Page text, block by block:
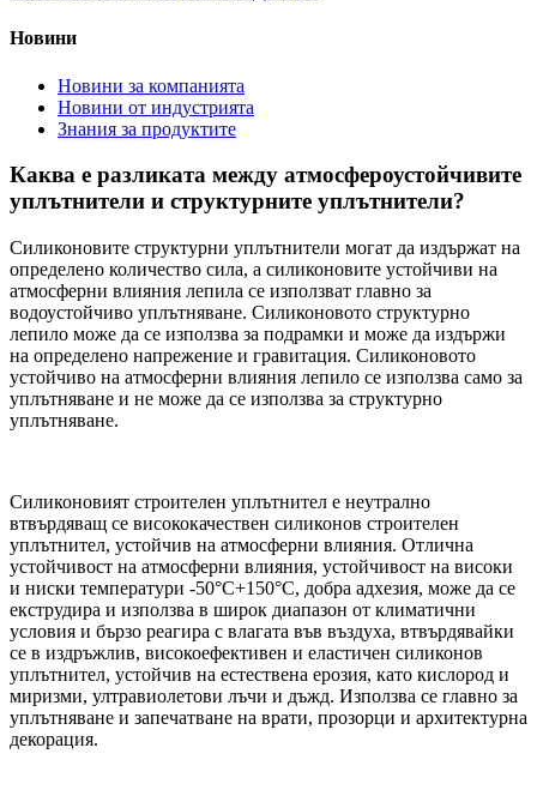
Новини
Новини за компанията
Новини от индустрията
Знания за продуктите
Каква е разликата между атмосфероустойчивите
уплътнители и структурните уплътнители?
Силиконовите структурни уплътнители могат да издържат на
определено количество сила, а силиконовите устойчиви на
атмосферни влияния лепила се използват главно за
водоустойчиво уплътняване. Силиконовото структурно
лепило може да се използва за подрамки и може да издържи
на определено напрежение и гравитация. Силиконовото
устойчиво на атмосферни влияния лепило се използва само за
уплътняване и не може да се използва за структурно
уплътняване.
Силиконовият строителен уплътнител е неутрално
втвърдяващ се висококачествен силиконов строителен
уплътнител, устойчив на атмосферни влияния. Отлична
устойчивост на атмосферни влияния, устойчивост на високи
и ниски температури -50°C+150°C, добра адхезия, може да се
екструдира и използва в широк диапазон от климатични
условия и бързо реагира с влагата във въздуха, втвърдявайки
се в издръжлив, високоефективен и еластичен силиконов
уплътнител, устойчив на естествена ерозия, като кислород и
миризми, ултравиолетови лъчи и дъжд. Използва се главно за
уплътняване и запечатване на врати, прозорци и архитектурна
декорация.